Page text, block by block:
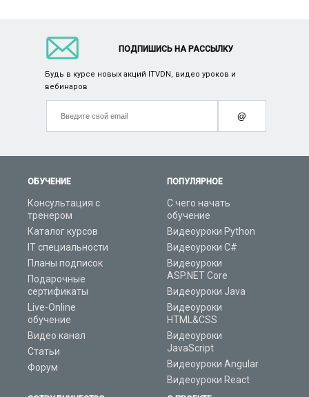
ОБУЧЕНИЕ
Консультация с
тренером
Каталог курсов
IT специальности
Планы подписок
Подарочные
сертификаты
Live-Online
обучение
Видео канал
Статьи
Форум
ПОПУЛЯРНОЕ
С чего начать
обучение
Видеоуроки Python
Видеоуроки C#
Видеоуроки
ASP.NET Core
Видеоуроки Java
Видеоуроки
HTML&CSS
Видеоуроки
JavaScript
Видеоуроки Angular
Видеоуроки React
ПОДПИШИСЬ НА РАССЫЛКУ
Будь в курсе новых акций ITVDN, видео уроков и
вебинаров
@